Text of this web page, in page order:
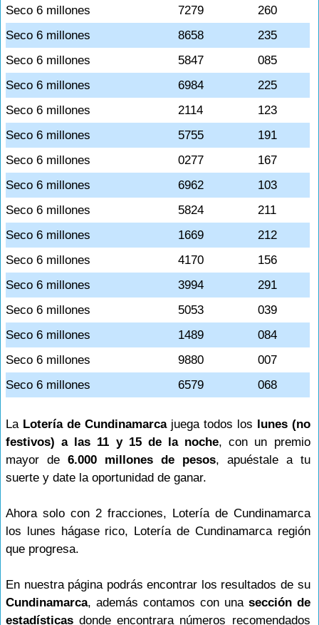
Seco 6 millones
7279
260
Seco 6 millones
8658
235
Seco 6 millones
5847
085
Seco 6 millones
6984
225
Seco 6 millones
2114
123
Seco 6 millones
5755
191
Seco 6 millones
0277
167
Seco 6 millones
6962
103
Seco 6 millones
5824
211
Seco 6 millones
1669
212
Seco 6 millones
4170
156
Seco 6 millones
3994
291
Seco 6 millones
5053
039
Seco 6 millones
1489
084
Seco 6 millones
9880
007
Seco 6 millones
6579 068
La Lotería de Cundinamarcajuega todos los lunes (no
festivos) a las 11 y 15 de la noche, con un premio
mayor de 6.000 millones de pesos, apuéstale a tu
suerte y date la oportunidad de ganar.
Ahora solo con 2 fracciones, Lotería de Cundinamarca
los lunes hágase rico, Lotería de Cundinamarca región
que progresa.
En nuestra página podrás encontrar los resultados de su
Cundinamarca, además contamos con una sección de
estadísticas donde encontrara números recomendados